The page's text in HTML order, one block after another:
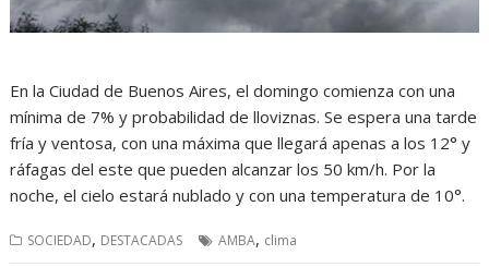
En la Ciudad de Buenos Aires, el domingo comienza con una
mínima de 7% y probabilidad de lloviznas. Se espera una tarde
fría y ventosa, con una máxima que llegará apenas a los 12° y
ráfagas del este que pueden alcanzar los 50 km/h. Por la
noche, el cielo estará nublado y con una temperatura de 10°.
SOCIEDAD, DESTACADAS AMBA, clima